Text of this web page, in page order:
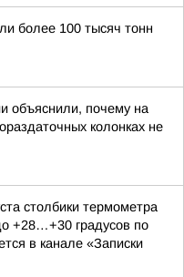
более 100 тысяч тонн
объяснили, почему на
колонках не
столбики термометра
+28…+30 градусов по
в канале «Записки